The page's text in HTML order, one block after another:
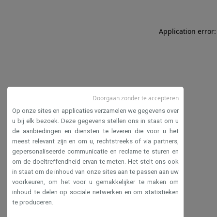
Application
Op onze sites en applicaties verzamelen we gegevens over
u bij elk bezoek. Deze gegevens stellen ons in staat om u
de aanbiedingen en diensten te leveren die voor u het
meest relevant zijn en om u, rechtstreeks of via partners,
gepersonaliseerde communicatie en reclame te sturen en
om de doeltreffendheid ervan te meten. Het stelt ons ook
in staat om de inhoud van onze sites aan te passen aan uw
voorkeuren, om het voor u gemakkelijker te maken om
inhoud te delen op sociale netwerken en om statistieken
te produceren.
Doorgaan zonder te accepteren